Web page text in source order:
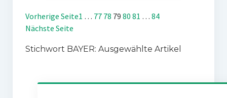
Vorherige Seite1 … 77 78 79 80 81 … 84
Nächste Seite
Stichwort BAYER: Ausgewählte Artikel